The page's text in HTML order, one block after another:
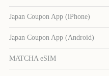
Japan Coupon App (iPhone)
Japan Coupon App (Android)
MATCHA eSIM